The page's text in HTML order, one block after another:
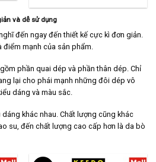
và dễ sử dụng
đến ngay đến thiết kế cực kì đơn giản.
mạnh của sản phẩm.
phần quai dép và phần thân dép. Chỉ
lại cho phái mạnh những đôi dép vô
dáng và màu sắc.
dáng khác nhau. Chất lượng cũng khác
su, đến chất lượng cao cấp hơn là da bò